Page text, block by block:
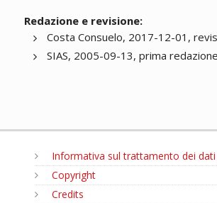
Redazione e revisione:
Costa Consuelo, 2017-12-01,
SIAS, 2005-09-13, prima
Informativa sul trattamento dei
Copyright
Credits